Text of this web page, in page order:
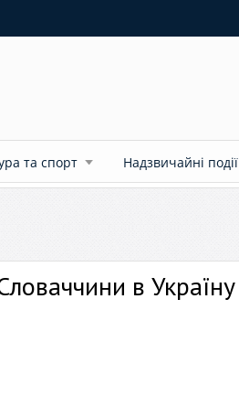
та спорт Надзвичайні події
в Україну